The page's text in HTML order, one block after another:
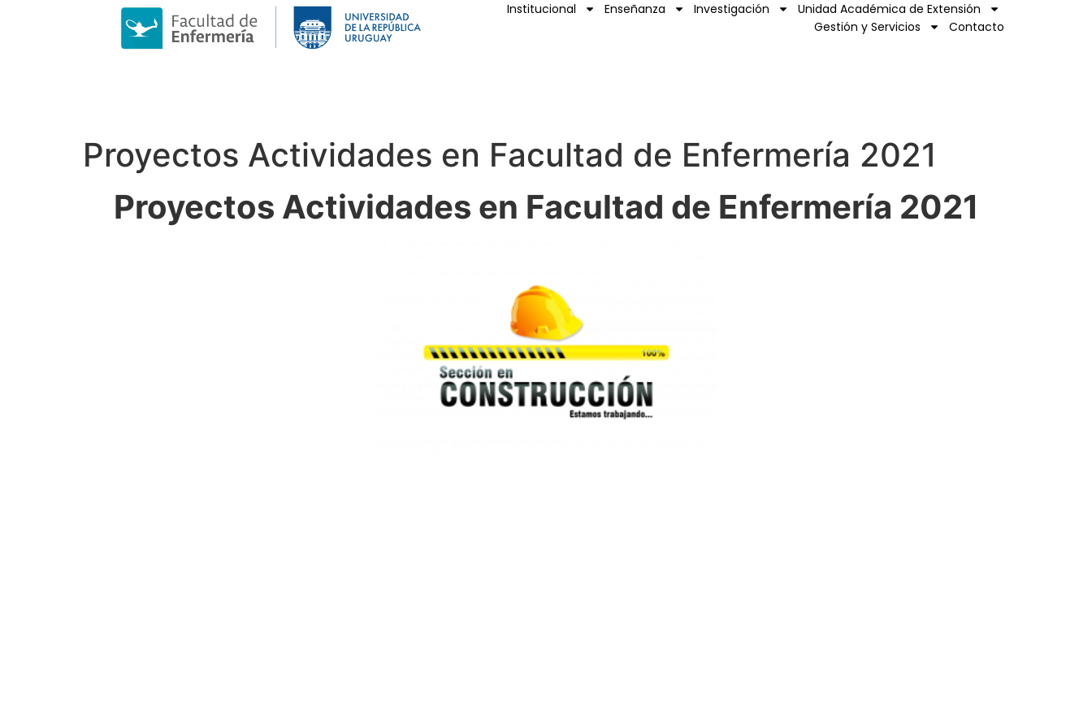
Institucional Enseñanza Investigación
Unidad Académica de Extensión
Gestión y Servicios
Contacto
Proyectos Actividades en Facultad de Enfermería 2021
Proyectos Actividades en Facultad de Enfermería 2021